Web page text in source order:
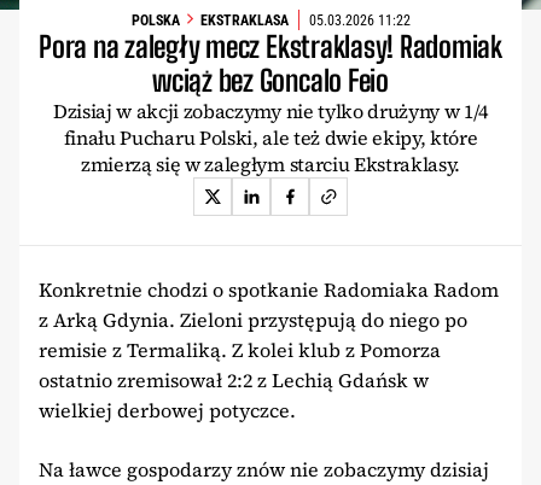
POLSKA EKSTRAKLASA 05.03.2026 11:22
Pora na zaległy mecz Ekstraklasy! Radomiak
wciąż bez Goncalo Feio
Dzisiaj w akcji zobaczymy nie tylko drużyny w 1/4
finału Pucharu Polski, ale też dwie ekipy, które
zmierzą się w zaległym starciu Ekstraklasy.
Konkretnie chodzi o spotkanie Radomiaka Radom
z Arką Gdynia. Zieloni przystępują do niego po
remisie z Termaliką. Z kolei klub z Pomorza
ostatnio zremisował 2:2 z Lechią Gdańsk w
wielkiej derbowej potyczce.
Na ławce gospodarzy znów nie zobaczymy dzisiaj